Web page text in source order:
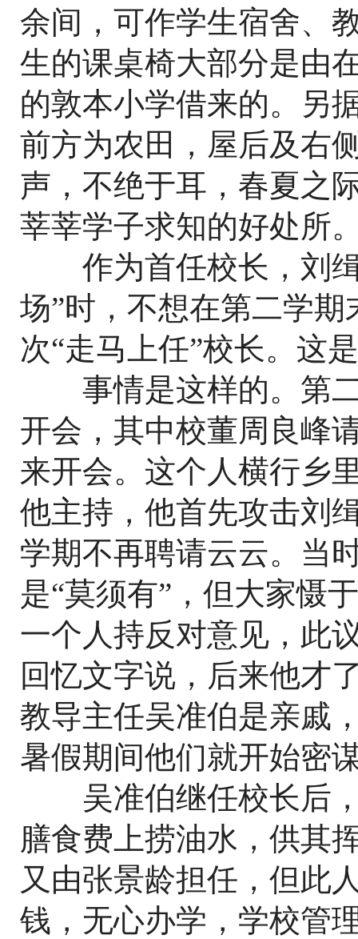
余间，可作学生宿舍、
生的课桌椅大部分是由
的敦本小学借来的。另
前方为农田，屋后及右
声，不绝于耳，春夏之
莘莘学子求知的好处所
作为首任校长，刘缉
场”时，不想在第二学
次“走马上任”校长。这
事情是这样的。第二
开会，其中校董周良峰
来开会。这个人横行乡
他主持，他首先攻击刘
学期不再聘请云云。当
是“莫须有”，但大家慑
一个人持反对意见，此
回忆文字说，后来他才
教导主任吴准伯是亲戚
暑假期间他们就开始密
吴准伯继任校长后，
膳食费上捞油水，供其
又由张景龄担任，但此
钱，无心办学，学校管